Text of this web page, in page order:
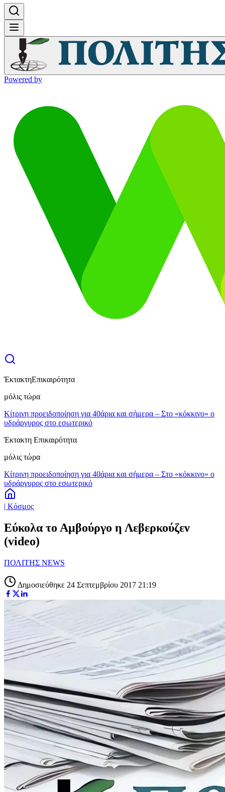
Powered by
ΈκτακτηΕπικαιρότητα
μόλις τώρα
Κίτρινη προειδοποίηση για 40άρια και σήμερα – Στο «κόκκινο» ο
υδράργυρος στο εσωτερικό
Έκτακτη Επικαιρότητα
μόλις τώρα
Κίτρινη προειδοποίηση για 40άρια και σήμερα – Στο «κόκκινο» ο
υδράργυρος στο εσωτερικό
| Κόσμος
Εύκολα το Αμβούργο η Λεβερκούζεν
(video)
ΠΟΛΙΤΗΣ NEWS
Δημοσιεύθηκε 24 Σεπτεμβρίου 2017 21:19